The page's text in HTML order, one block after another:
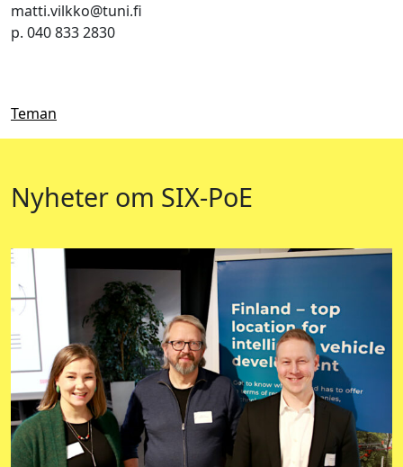
matti.vilkko@tuni.fi
p. 040 833 2830
Teman
Nyheter om SIX-PoE